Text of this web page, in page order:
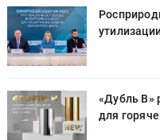
«Дубль В»
для